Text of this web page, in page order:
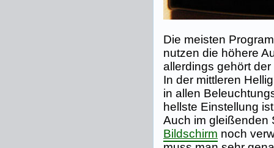
Die meisten
nutzen die höhere
allerdings gehört
In der mittleren
in allen
hellste Einstellung
Auch im gleißenden
Bildschirm noch